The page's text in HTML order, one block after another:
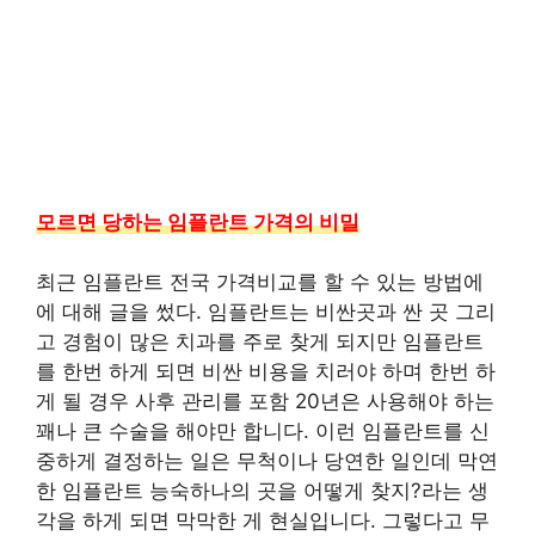
모르면 당하는 임플란트 가격의 비밀
최근 임플란트 전국 가격비교를 할 수 있는 방법에
에 대해 글을 썼다. 임플란트는 비싼곳과 싼 곳 그리
고 경험이 많은 치과를 주로 찾게 되지만 임플란트
를 한번 하게 되면 비싼 비용을 치러야 하며 한번 하
게 될 경우 사후 관리를 포함 20년은 사용해야 하는
꽤나 큰 수술을 해야만 합니다. 이런 임플란트를 신
중하게 결정하는 일은 무척이나 당연한 일인데 막연
한 임플란트 능숙하나의 곳을 어떻게 찾지?라는 생
각을 하게 되면 막막한 게 현실입니다. 그렇다고 무